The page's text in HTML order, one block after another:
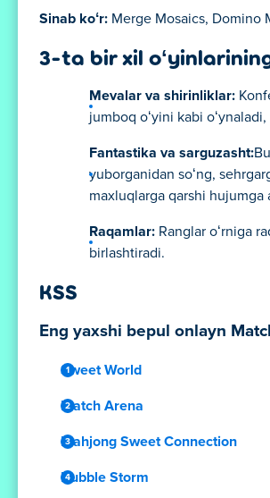
Sinab koʻr: Merge Mosaics, Domino
3-ta bir xil
Mevalar va shirinliklar:
jumboq oʻyini kabi
Fantastika va sarguzasht:
yuborganidan soʻng,
maxluqlarga qarshi hujumga
Raqamlar: Ranglar oʻrniga
birlashtiradi.
KSS
Eng yaxshi bepul onlayn
Sweet World
Match Arena
Mahjong Sweet Connection
Bubble Storm